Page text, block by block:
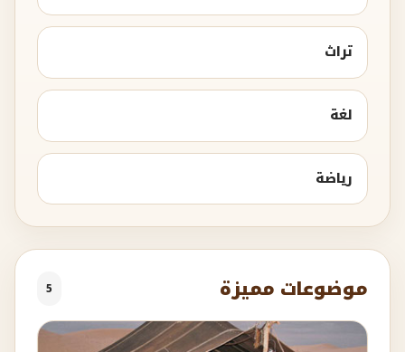
تراث
لغة
رياضة
موضوعات مميزة 5